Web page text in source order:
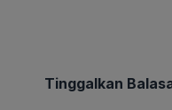
Tinggalkan